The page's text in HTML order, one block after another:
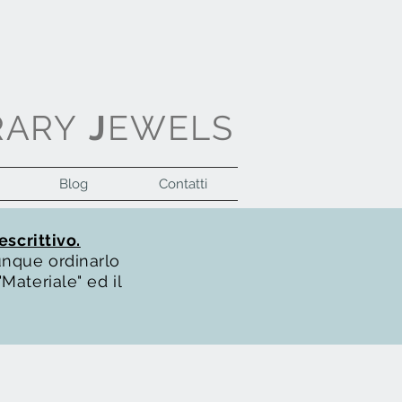
JEWELS
Blog Contatti
ordinarlo
ed il